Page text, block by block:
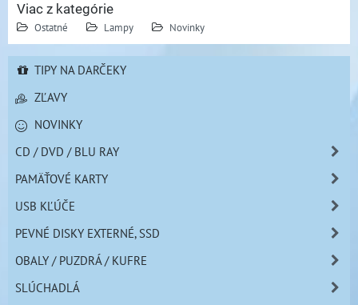
Viac z kategórie
Ostatné Lampy Novinky
TIPY NA DARČEKY
ZĽAVY
NOVINKY
CD / DVD / BLU RAY
PAMÄŤOVÉ KARTY
USB KĽÚČE
PEVNÉ DISKY EXTERNÉ, SSD
OBALY / PUZDRÁ / KUFRE
SLÚCHADLÁ